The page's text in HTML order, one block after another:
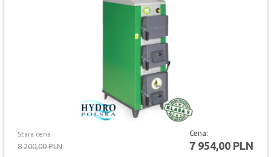
Stara cena
8 200,00 PLN
Cena:
7 954,00 PLN